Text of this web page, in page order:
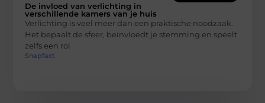
De invloed van verlichting in
verschillende kamers van je huis
Verlichting is veel meer dan een praktische noodzaak.
Het bepaalt de sfeer, beïnvloedt je stemming en speelt
zelfs een rol
Snapfact